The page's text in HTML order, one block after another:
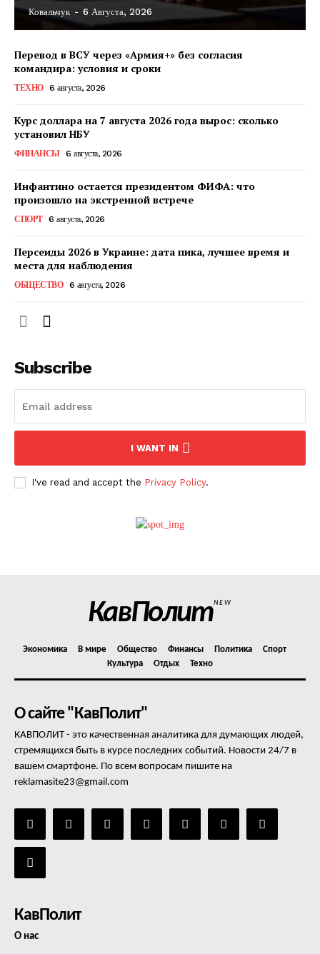
КавПолит
О нас
Политика конфиденциальности
Ковальчук - 6 Августа, 2026
Перевод в ВСУ через «Армия+» без согласия
командира: условия и сроки
ТЕХНО 6 августа, 2026
Курс доллара на 7 августа 2026 года вырос: сколько
установил НБУ
ФИНАНСЫ 6 августа, 2026
Инфантино остается президентом ФИФА: что
произошло на экстренной встрече
СПОРТ 6 августа, 2026
Персеиды 2026 в Украине: дата пика, лучшее время и
места для наблюдения
ОБЩЕСТВО 6 августа, 2026
Subscribe
I WANT IN
I've read and accept the Privacy Policy.
КавПолитNEW
Экономика В мире Общество Финансы Политика
Спорт
Культура
Отдых Техно
О сайте "КавПолит"
КАВПОЛИТ - это качественная аналитика для думающих людей,
стремящихся быть в курсе последних событий. Новости 24/7 в
вашем смартфоне. По всем вопросам пишите на
reklamasite23@gmail.com
КавПолит
О нас